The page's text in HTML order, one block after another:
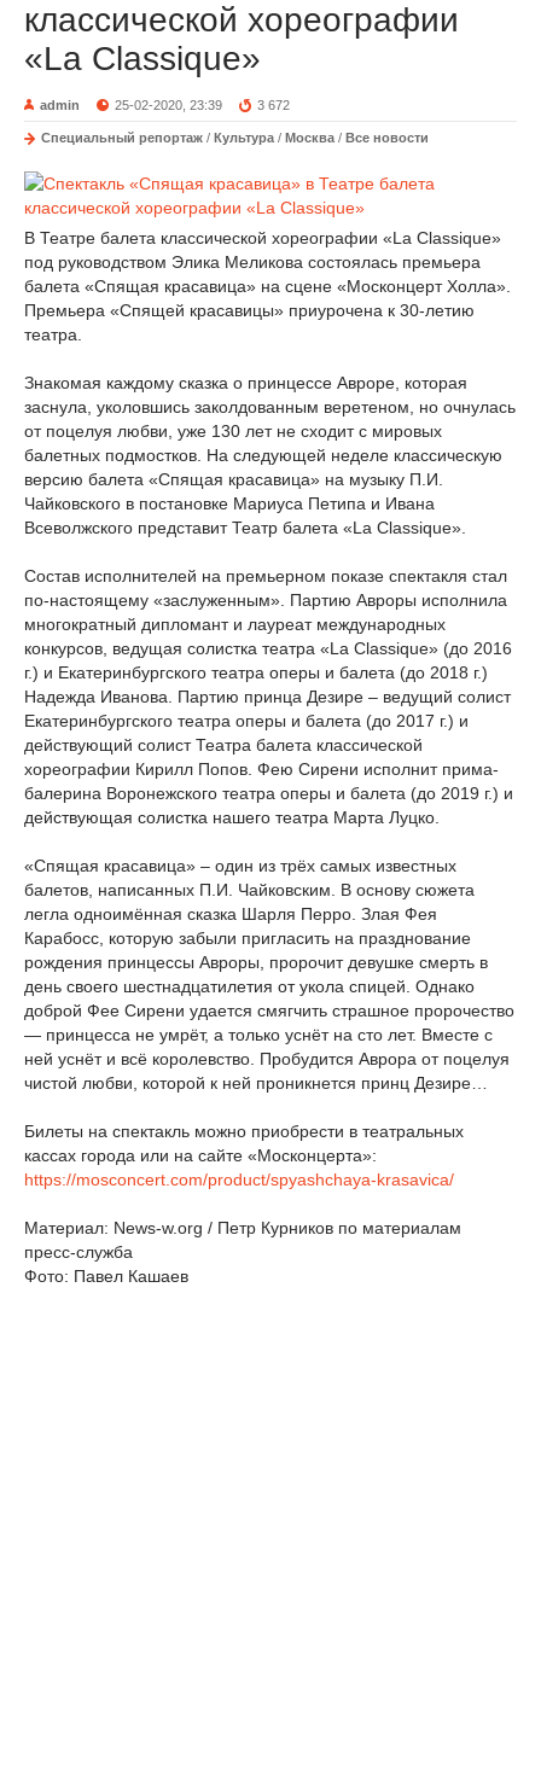
классической хореографии
«La Classique»
admin 25-02-2020, 23:39 3 672
Специальный репортаж / Культура / Москва / Все новости
В Театре балета классической хореографии «La Classique»
под руководством Элика Меликова состоялась премьера
балета «Спящая красавица» на сцене «Москонцерт Холла».
Премьера «Спящей красавицы» приурочена к 30-летию
театра.
Знакомая каждому сказка о принцессе Авроре, которая
заснула, уколовшись заколдованным веретеном, но очнулась
от поцелуя любви, уже 130 лет не сходит с мировых
балетных подмостков. На следующей неделе классическую
версию балета «Спящая красавица» на музыку П.И.
Чайковского в постановке Мариуса Петипа и Ивана
Всеволжского представит Театр балета «La Classique».
Состав исполнителей на премьерном показе спектакля стал
по-настоящему «заслуженным». Партию Авроры исполнила
многократный дипломант и лауреат международных
конкурсов, ведущая солистка театра «La Classique» (до 2016
г.) и Екатеринбургского театра оперы и балета (до 2018 г.)
Надежда Иванова. Партию принца Дезире – ведущий солист
Екатеринбургского театра оперы и балета (до 2017 г.) и
действующий солист Театра балета классической
хореографии Кирилл Попов. Фею Сирени исполнит прима-
балерина Воронежского театра оперы и балета (до 2019 г.) и
действующая солистка нашего театра Марта Луцко.
«Спящая красавица» – один из трёх самых известных
балетов, написанных П.И. Чайковским. В основу сюжета
легла одноимённая сказка Шарля Перро. Злая Фея
Карабосс, которую забыли пригласить на празднование
рождения принцессы Авроры, пророчит девушке смерть в
день своего шестнадцатилетия от укола спицей. Однако
доброй Фее Сирени удается смягчить страшное пророчество
— принцесса не умрёт, а только уснёт на сто лет. Вместе с
ней уснёт и всё королевство. Пробудится Аврора от поцелуя
чистой любви, которой к ней проникнется принц Дезире…
Билеты на спектакль можно приобрести в театральных
кассах города или на сайте «Москонцерта»:
https://mosconcert.com/product/spyashchaya-krasavica/
Материал: News-w.org / Петр Курников по материалам
пресс-служба
Фото: Павел Кашаев